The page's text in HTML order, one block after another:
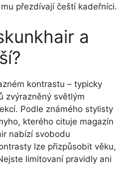
mu přezdívají čeští kadeřníci.
a
kontrastu – typicky
zvýrazněný světlým
Podle známého stylisty
kterého cituje magazín
nabízí svobodu
lze přizpůsobit věku,
limitovaní pravidly ani